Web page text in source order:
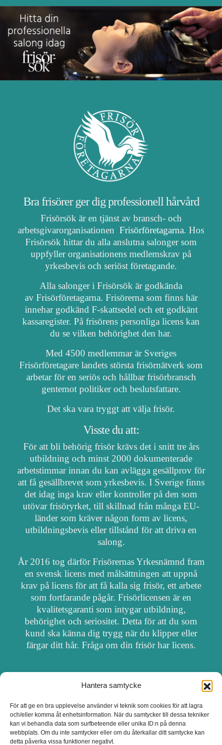
Hantera samtycke
För att ge en bra upplevelse använder vi teknik som cookies för att lagra
och/eller komma åt enhetsinformation. När du samtycker till dessa tekniker
kan vi behandla data som surfbeteende eller unika ID:n på denna
webbplats. Om du inte samtycker eller om du återkallar ditt samtycke kan
detta påverka vissa funktioner negativt.
Bra frisörer ger dig professionell hårvård
Frisörsök är en tjänst av bransch- och
arbetsgivarorganisationen Frisörföretagarna. Hos
Frisörsök hittar du alla anslutna salonger som
uppfyller organisationens medlemskrav på
yrkesbevis och seriöst företagande.
Alla salonger i Frisörsök är godkända
av Frisörföretagarna. Frisörerna som finns här
innehar godkänd F-skattsedel och ett godkänt
kassaregister. På frisörens personliga licens kan
du se vilken behörighet den har.
Med 4500 medlemmar är Sveriges
Frisörföretagare landets största frisörnätverk som
arbetar för en seriös och hållbar frisörbransch
gentemot politiker och beslutsfattare.
Det ska vara tryggt att välja frisör.
Visste du att:
För att bli behörig frisör krävs det i snitt tre års
utbildning och minst 2000 dokumenterade
arbetstimmar innan du kan avlägga gesällprov för
att få gesällbrevet som yrkesbevis. I Sverige finns
det idag inga krav eller kontroller på den som
utövar frisöryrket, till skillnad från många EU-
länder som kräver någon form av licens,
utbildningsbevis eller tillstånd för att driva en
salong.
År 2016 tog därför Frisörernas Yrkesnämnd fram
en svensk licens med målsättningen att uppnå
krav på licens för att få kalla sig frisör, ett arbete
som fortfarande pågår. Frisörlicensen är en
kvalitetsgaranti som intygar utbildning,
behörighet och seriositet. Detta för att du som
kund ska känna dig trygg när du klipper eller
färgar ditt hår. Fråga om din frisör har licens.
OM FRISÖRSÖK
UPPDATERA SALONG